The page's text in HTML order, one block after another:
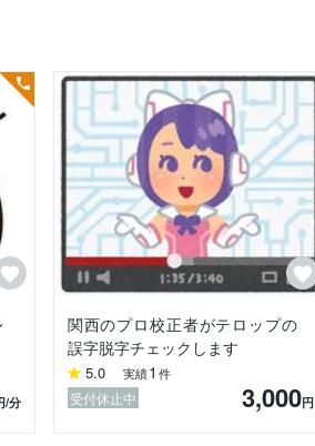
/分
関西のプロ校正者がテロップの
誤字脱字チェックします
5.0 実績1 件
受付休止中 3,000円